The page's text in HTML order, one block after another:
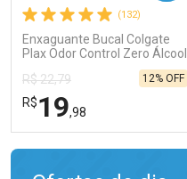
(132)
Enxaguante Bucal Colgate
Plax Odor Control Zero Álcool
R$ 22,79
R$19,98
12% OFF